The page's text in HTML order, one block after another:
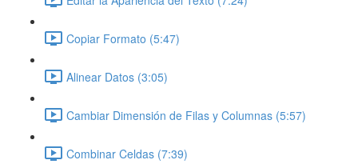
Copiar Formato (5:47)
Alinear Datos (3:05)
Cambiar Dimensión de Filas y Columnas (5:57)
Combinar Celdas (7:39)